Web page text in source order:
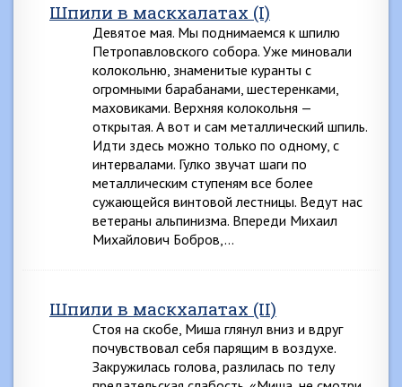
Шпили в маскхалатах (I)
Девятое мая. Мы поднимаемся к шпилю
Петропавловского собора. Уже миновали
колокольню, знаменитые куранты с
огромными барабанами, шестеренками,
маховиками. Верхняя колокольня —
открытая. А вот и сам металлический шпиль.
Идти здесь можно только по одному, с
интервалами. Гулко звучат шаги по
металлическим ступеням все более
сужающейся винтовой лестницы. Ведут нас
ветераны альпинизма. Впереди Михаил
Михайлович Бобров,…
Шпили в маскхалатах (II)
Стоя на скобе, Миша глянул вниз и вдруг
почувствовал себя парящим в воздухе.
Закружилась голова, разлилась по телу